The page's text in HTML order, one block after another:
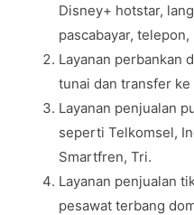
Disney+ hotstar,
pascabayar,
Layanan perbankan
tunai dan transfer ke
Layanan penjualan
seperti Telkomsel,
Smartfren, Tri.
Layanan penjualan
pesawat terbang